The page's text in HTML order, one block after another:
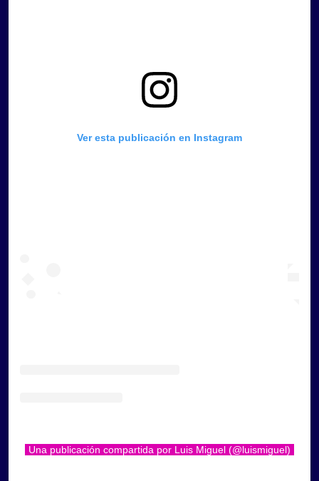
Ver esta publicación en Instagram
Una publicación compartida por Luis Miguel (@luismiguel)